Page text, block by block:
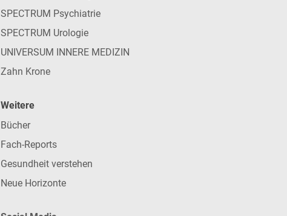
SPECTRUM Psychiatrie
SPECTRUM Urologie
UNIVERSUM INNERE MEDIZIN
Zahn Krone
Weitere
Bücher
Fach-Reports
Gesundheit verstehen
Neue Horizonte